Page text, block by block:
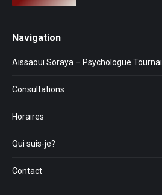
Navigation
Aissaoui Soraya – Psychologue Tournai
Consultations
Horaires
Qui suis-je?
Contact